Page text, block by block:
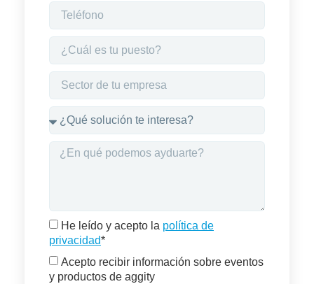
He leído y acepto la política de
privacidad*
Acepto recibir información sobre eventos
y productos de aggity